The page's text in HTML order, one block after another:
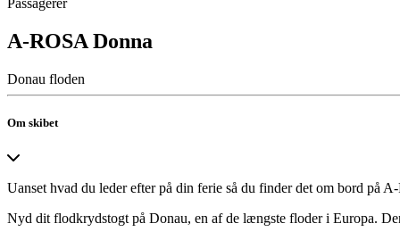
Passagerer
A-ROSA Donna
Donau floden
Om skibet
Uanset hvad du leder efter på din ferie så du finder det om bord på
Nyd dit flodkrydstogt på Donau, en af de længste floder i Europa.